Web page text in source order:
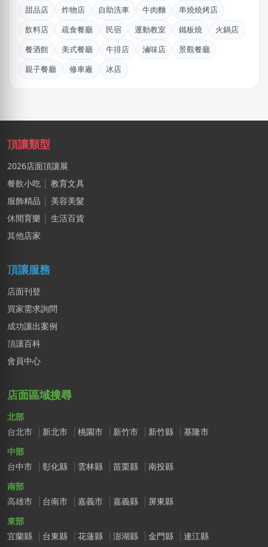
新北市｜預算 50萬~100萬元
台北市｜預算 50萬~100萬元
馬X姐
高雄市｜預算 10萬元以下
阿X
新北市｜預算 50萬~100萬元
郭X生
台北市｜預算 10萬~30萬元
彰化縣｜預算 10萬~30萬元
甜品店
炸物店 自助洗車 牛肉麵
串燒燒烤店
飲料店
疏食餐廳 民宿 運動教室 鐵板燒
火鍋店
餐酒館
美式餐廳 牛排店 滷味店
景觀餐廳
親子餐廳
修車廠 冰店
頂讓類型
2026店面頂讓展
餐飲小吃
教育文具
服飾精品
美容美髮
休閒育樂
生活百貨
其他店家
頂讓服務
店面刊登
買家需求詢問
成功讓出案例
頂讓百科
會員中心
店面區域搜尋
北部
台北市
新北市 桃園市 新竹市 新竹縣
基隆市
中部
台中市
彰化縣 雲林縣 苗栗縣
南投縣
南部
高雄市
台南市 嘉義市 嘉義縣
屏東縣
東部
宜蘭縣
台東縣 花蓮縣 澎湖縣 金門縣 連江縣